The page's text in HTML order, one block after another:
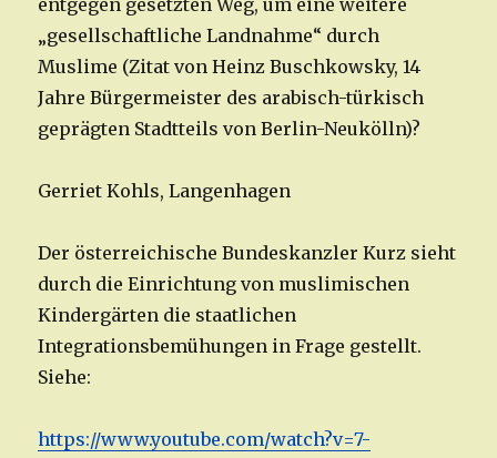
entgegen gesetzten Weg, um eine weitere
„gesellschaftliche Landnahme“ durch
Muslime (Zitat von Heinz Buschkowsky, 14
Jahre Bürgermeister des arabisch-türkisch
geprägten Stadtteils von Berlin-Neukölln)?
Gerriet Kohls, Langenhagen
Der österreichische Bundeskanzler Kurz sieht
durch die Einrichtung von muslimischen
Kindergärten die staatlichen
Integrationsbemühungen in Frage gestellt.
Siehe:
https://www.youtube.com/watch?v=7-